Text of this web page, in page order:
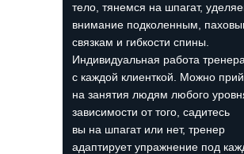
тело, тянемся на шпагат,
внимание подколенным,
связкам и гибкости спины.
Индивидуальная работа тренера
с каждой клиенткой. Можно
на занятия людям любого
зависимости от того, садитесь
вы на шпагат или нет, тренер
адаптирует упражнение под